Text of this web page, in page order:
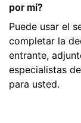
por mí?
Puede usar el
completar la
entrante,
especialistas
para usted.